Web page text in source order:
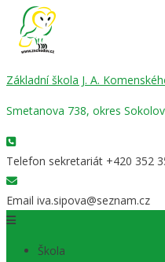
Základní škola J. A.
Smetanova 738, okres
Telefon sekretariát +420 352
Email iva.sipova@seznam.cz
Škola